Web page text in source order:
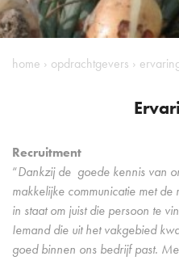
home › opdrachtgevers ›
Recruitment
“Dankzij de goede kennis van
makkelijke communicatie met
in staat om juist die persoon te
Iemand die uit het vakgebied
goed binnen ons bedrijf past.